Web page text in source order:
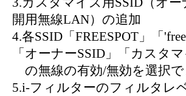
3.カスタマイズ用SSID（オ
開用無線LAN）の追加
4.各SSID「FREESPOT」「
「オーナーSSID」「カスタマ
の無線の有効/無効を選択
5.i-フィルターのフィルタレ